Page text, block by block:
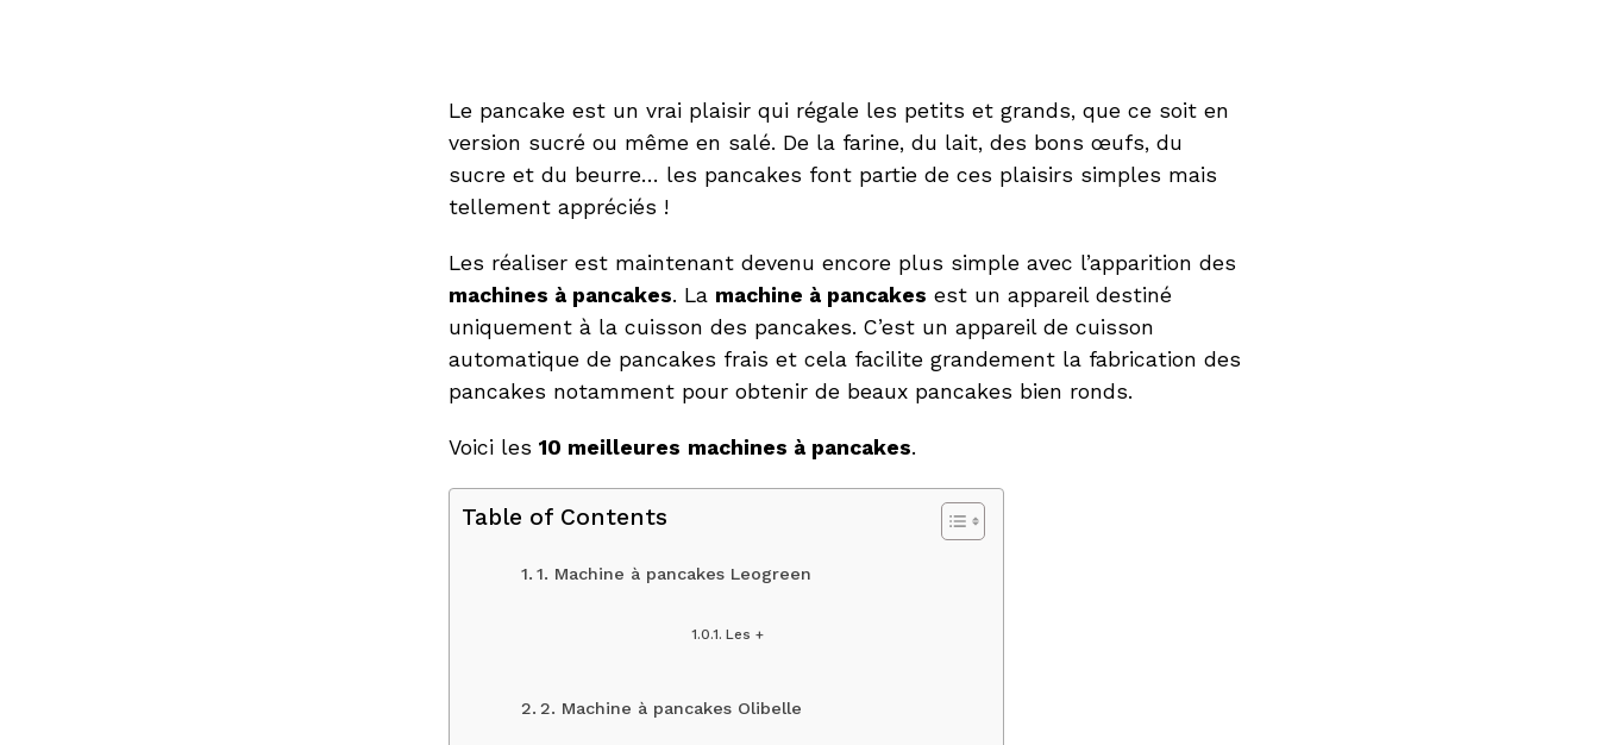
Le pancake est un vrai plaisir qui régale les petits et grands, que ce soit en
version sucré ou même en salé. De la farine, du lait, des bons œufs, du
sucre et du beurre… les pancakes font partie de ces plaisirs simples mais
tellement appréciés !
Les réaliser est maintenant devenu encore plus simple avec l’apparition des
machines à pancakes. La machine à pancakes est un appareil destiné
uniquement à la cuisson des pancakes. C’est un appareil de cuisson
automatique de pancakes frais et cela facilite grandement la fabrication des
pancakes notamment pour obtenir de beaux pancakes bien ronds.
Voici les 10 meilleures machines à pancakes.
Table of Contents
1. Machine à pancakes Leogreen
Les +
2. Machine à pancakes Olibelle